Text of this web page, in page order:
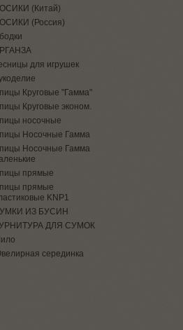
(Китай)
(Россия)
для игрушек
Круговые "Гамма"
Круговые эконом.
носочные
Носочные Гамма
Носочные Гамма
прямые
прямые
KNP1
ИЗ БУСИН
ДЛЯ СУМОК
серединка